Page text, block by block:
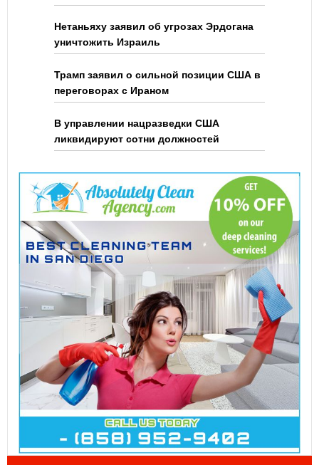
Нетаньяху заявил об угрозах Эрдогана
уничтожить Израиль
Трамп заявил о сильной позиции США в
переговорах с Ираном
В управлении нацразведки США
ликвидируют сотни должностей